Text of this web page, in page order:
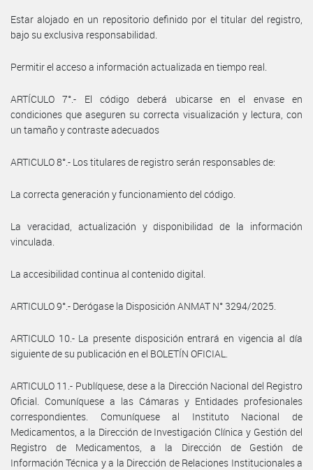
Estar alojado en un repositorio definido por el titular del registro,
bajo su exclusiva responsabilidad.
Permitir el acceso a información actualizada en tiempo real.
ARTÍCULO 7°.- El código deberá ubicarse en el envase en
condiciones que aseguren su correcta visualización y lectura, con
un tamaño y contraste adecuados
ARTICULO 8°.- Los titulares de registro serán responsables de:
La correcta generación y funcionamiento del código.
La veracidad, actualización y disponibilidad de la información
vinculada.
La accesibilidad continua al contenido digital.
ARTICULO 9°.- Derógase la Disposición ANMAT N° 3294/2025.
ARTICULO 10.- La presente disposición entrará en vigencia al día
siguiente de su publicación en el BOLETÍN OFICIAL.
ARTICULO 11.- Publíquese, dese a la Dirección Nacional del Registro
Oficial. Comuníquese a las Cámaras y Entidades profesionales
correspondientes. Comuníquese al Instituto Nacional de
Medicamentos, a la Dirección de Investigación Clínica y Gestión del
Registro de Medicamentos, a la Dirección de Gestión de
Información Técnica y a la Dirección de Relaciones Institucionales a